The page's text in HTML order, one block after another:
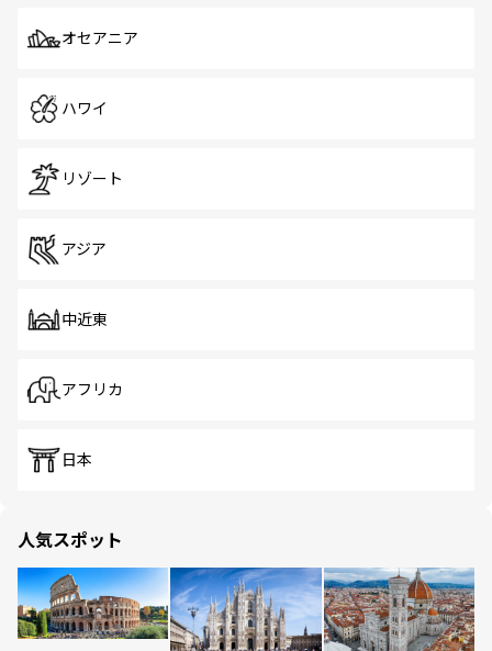
オセアニア
ハワイ
リゾート
アジア
中近東
アフリカ
日本
人気スポット